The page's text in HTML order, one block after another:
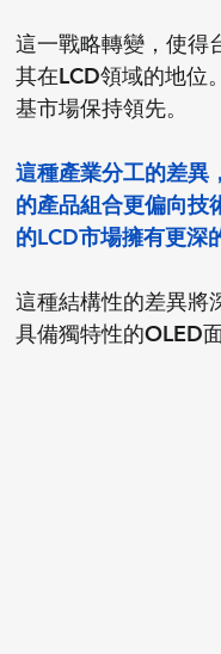
這一戰略轉變，使得
其在LCD領域的地位
基市場保持領先。
這種產業分工的差異
的產品組合更偏向技
的LCD市場擁有更深
這種結構性的差異將
具備獨特性的OLED